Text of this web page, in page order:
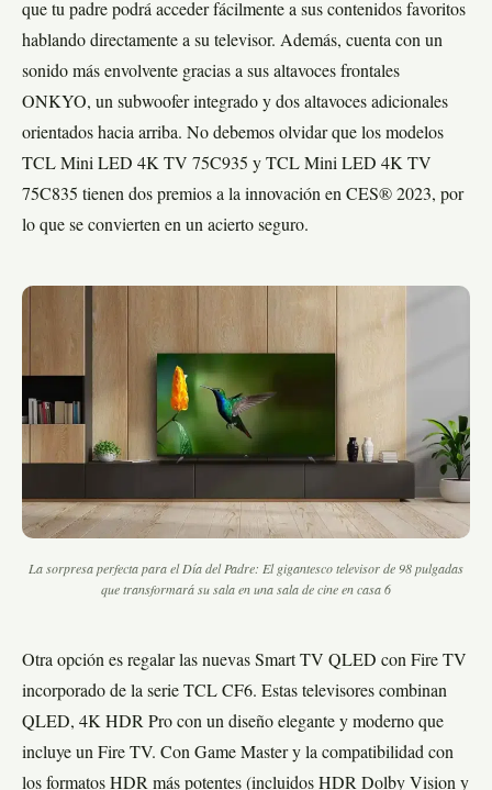
que tu padre podrá acceder fácilmente a sus contenidos favoritos
hablando directamente a su televisor. Además, cuenta con un
sonido más envolvente gracias a sus altavoces frontales
ONKYO, un subwoofer integrado y dos altavoces adicionales
orientados hacia arriba. No debemos olvidar que los modelos
TCL Mini LED 4K TV 75C935 y TCL Mini LED 4K TV
75C835 tienen dos premios a la innovación en CES® 2023, por
lo que se convierten en un acierto seguro.
La sorpresa perfecta para el Día del Padre: El gigantesco televisor de 98 pulgadas
que transformará su sala en una sala de cine en casa 6
Otra opción es regalar las nuevas Smart TV QLED con Fire TV
incorporado de la serie TCL CF6. Estas televisores combinan
QLED, 4K HDR Pro con un diseño elegante y moderno que
incluye un Fire TV. Con Game Master y la compatibilidad con
los formatos HDR más potentes (incluidos HDR Dolby Vision y